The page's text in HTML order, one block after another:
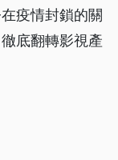
疫情封鎖的關
底翻轉影視產